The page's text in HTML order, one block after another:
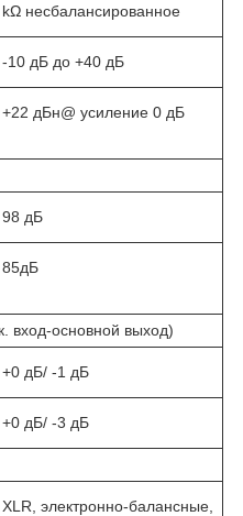
kΩ несбалансированное
-10 дБ до +40 дБ
+22 дБн@ усиление 0 дБ
98 дБ
85дБ
вход-основной выход)
+0 дБ/ -1 дБ
+0 дБ/ -3 дБ
XLR, электронно-балансные,